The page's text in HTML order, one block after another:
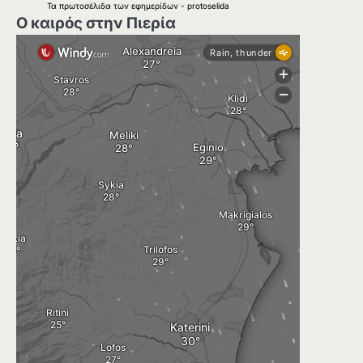
Τα πρωτοσέλιδα των εφημερίδων - protoselida
Ο καιρός στην Πιερία